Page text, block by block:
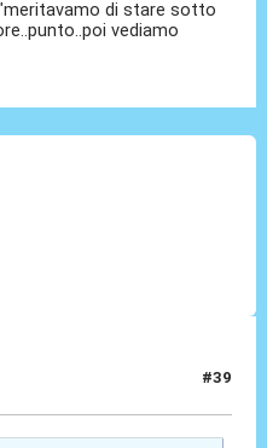
di stare sotto
vediamo
#39